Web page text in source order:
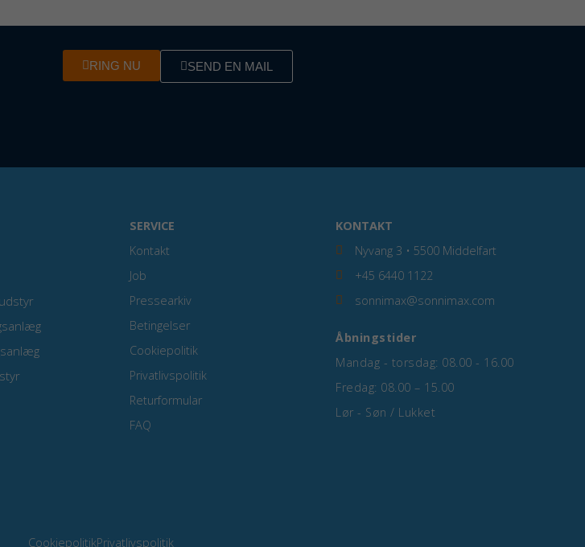
RING NU SEND EN MAIL
SERVICE
Kontakt
Job
Pressearkiv
Betingelser
Cookiepolitik
Privatlivspolitik
Returformular
FAQ
KONTAKT
Nyvang 3 • 5500 Middelfart
+45 6440 1122
sonnimax@sonnimax.com
Åbningstider
Mandag - torsdag: 08.00 - 16.00
Fredag: 08.00 – 15.00
Lør - Søn / Lukket
CookiepolitikPrivatlivspolitik